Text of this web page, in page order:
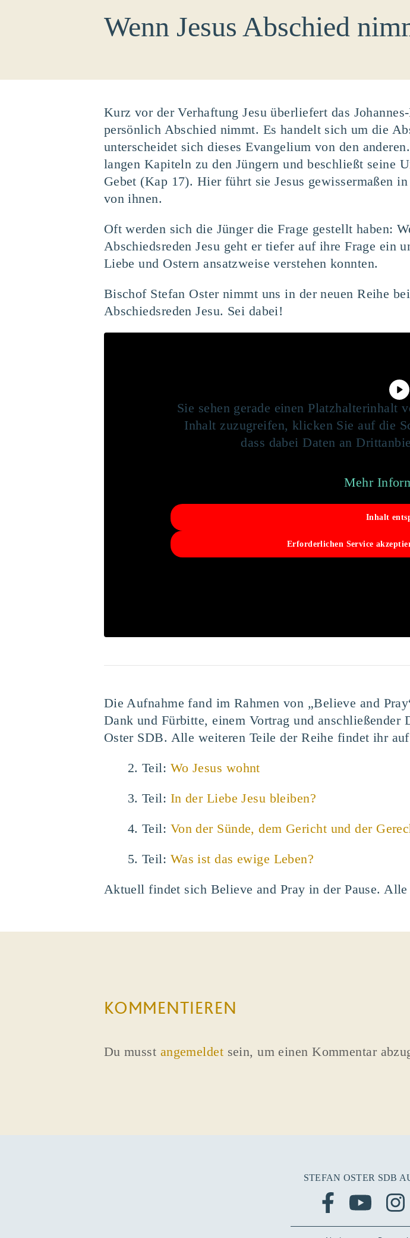
Wenn Jesus Abschied
Kurz vor der Verhaftung Jesu überliefert das
persönlich Abschied nimmt. Es handelt sich um die
unterscheidet sich dieses Evangelium von den
langen Kapiteln zu den Jüngern und beschließt seine
Gebet (Kap 17). Hier führt sie Jesus gewissermaßen
von ihnen.
Oft werden sich die Jünger die Frage gestellt haben:
Abschiedsreden Jesu geht er tiefer auf ihre Frage ein
Liebe und Ostern ansatzweise verstehen konnten.
Bischof Stefan Oster nimmt uns in der neuen Reihe
Abschiedsreden Jesu. Sei dabei!
Sie sehen gerade einen Platzhalterinhalt
Inhalt zuzugreifen, klicken Sie auf die
dass dabei Daten an
Mehr
Inhalt
Erforderlichen Service
Die Aufnahme fand im Rahmen von „Believe and
Dank und Fürbitte, einem Vortrag und
Oster SDB. Alle weiteren Teile der Reihe findet ihr auf
2. Teil: Wo Jesus wohnt
3. Teil: In der Liebe Jesu bleiben?
4. Teil: Von der Sünde, dem Gericht und der
5. Teil: Was ist das ewige Leben?
Aktuell findet sich Believe and Pray in der Pause.
KOMMENTIEREN
Du musst angemeldet sein, um einen Kommentar
STEFAN OSTER SDB